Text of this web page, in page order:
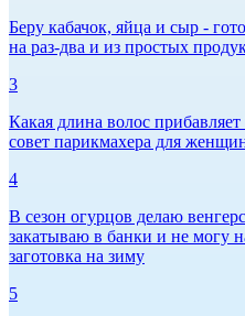
Беру кабачок, яйца и сыр -
на раз-два и из простых
3
Какая длина волос
совет парикмахера для
4
В сезон огурцов делаю
закатываю в банки и не могу
заготовка на зиму
5